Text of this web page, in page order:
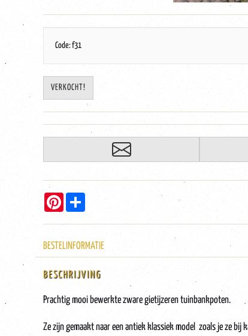
Code: f31
VERKOCHT!
Pinterest
BESTELINFORMATIE
BESCHRIJVING
Prachtig mooi bewerkte zware gietijzeren tuinbankpoten.
Ze zijn gemaakt naar een antiek klassiek model zoals je ze